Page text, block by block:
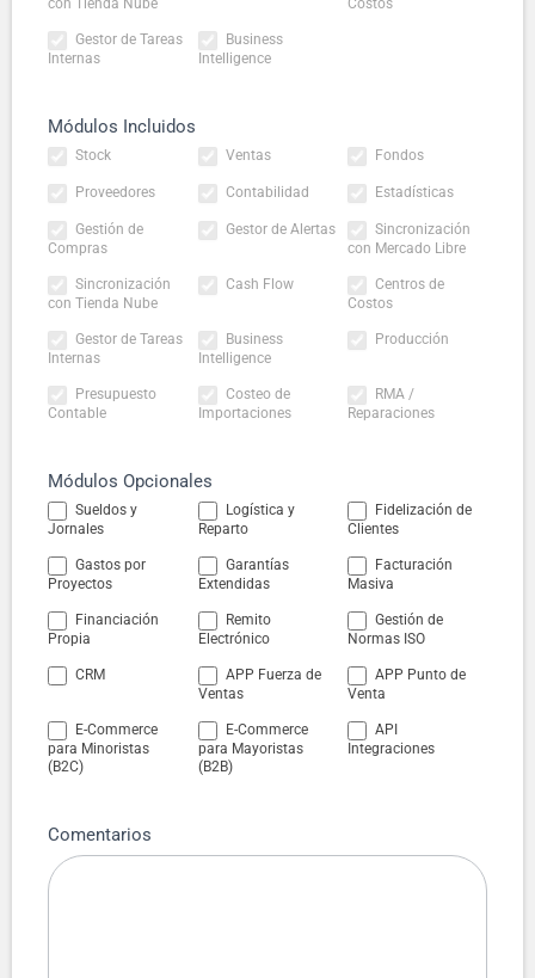
con Tienda Nube Costos
Gestor de Tareas
Internas
Business
Intelligence
Módulos Incluidos
Stock Ventas Fondos
Proveedores Contabilidad Estadísticas
Gestión de
Compras
Gestor de Alertas
Sincronización
con Mercado Libre
Sincronización
con Tienda Nube
Cash Flow
Centros de
Costos
Gestor de Tareas
Internas
Business
Intelligence
Producción
Presupuesto
Contable
Costeo de
Importaciones
RMA /
Reparaciones
Módulos Opcionales
Sueldos y
Jornales
Logística y
Reparto
Fidelización de
Clientes
Gastos por
Proyectos
Garantías
Extendidas
Facturación
Masiva
Financiación
Propia
Remito
Electrónico
Gestión de
Normas ISO
CRM
APP Fuerza de
Ventas
APP Punto de
Venta
E-Commerce
para Minoristas
(B2C)
E-Commerce
para Mayoristas
(B2B)
API
Integraciones
Comentarios